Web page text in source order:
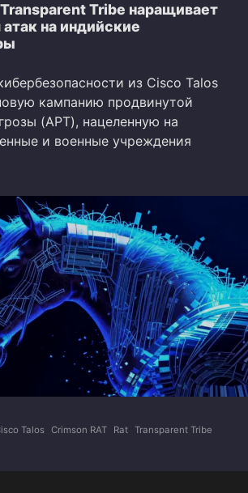
Tribe наращивает
на индийские
из Cisco Talos
кампанию продвинутой
(APT), нацеленную на
и военные учреждения
Talos Crimson RAT Rat Transparent Tribe